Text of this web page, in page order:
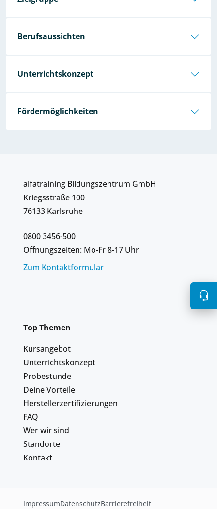
Berufsaussichten
Unterrichtskonzept
Fördermöglichkeiten
alfatraining Bildungszentrum GmbH
Kriegsstraße 100
76133 Karlsruhe
0800 3456-500
Öffnungszeiten: Mo-Fr 8-17 Uhr
Zum Kontaktformular
Top Themen
Kursangebot
Unterrichtskonzept
Probestunde
Deine Vorteile
Herstellerzertifizierungen
FAQ
Wer wir sind
Standorte
Kontakt
ImpressumDatenschutzBarrierefreiheit